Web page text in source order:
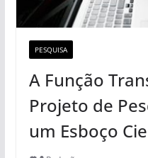
PESQUISA
A Função
Projeto de
um Esboço